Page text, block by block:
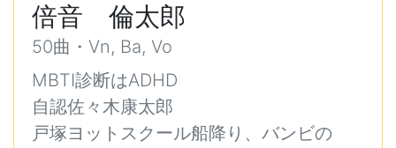
倍音 倫太郎
50曲・Vn, Ba, Vo
MBTI診断はADHD
自認佐々木康太郎
戸塚ヨットスクール船降り、バンビの